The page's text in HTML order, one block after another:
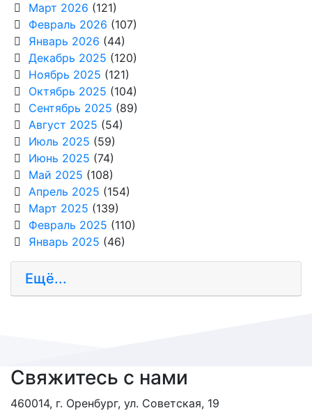
Март 2026 (121)
Февраль 2026 (107)
Январь 2026 (44)
Декабрь 2025 (120)
Ноябрь 2025 (121)
Октябрь 2025 (104)
Сентябрь 2025 (89)
Август 2025 (54)
Июль 2025 (59)
Июнь 2025 (74)
Май 2025 (108)
Апрель 2025 (154)
Март 2025 (139)
Февраль 2025 (110)
Январь 2025 (46)
Ещё...
Свяжитесь с нами
460014, г. Оренбург, ул. Советская, 19